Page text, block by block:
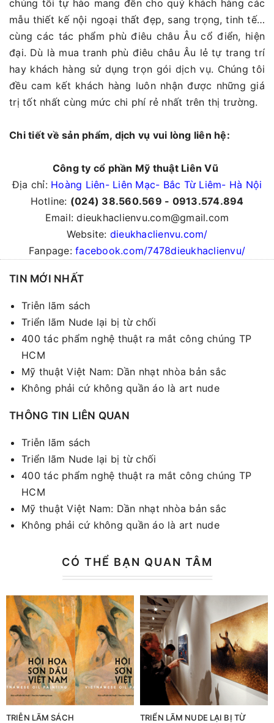
chúng tôi tự hào mang đến cho quý khách hàng các
mẫu thiết kế nội ngoại thất đẹp, sang trọng, tinh tế…
cùng các tác phẩm phù điêu châu Âu cổ điển, hiện
đại. Dù là mua tranh phù điêu châu Âu lẻ tự trang trí
hay khách hàng sử dụng trọn gói dịch vụ. Chúng tôi
đều cam kết khách hàng luôn nhận được những giá
trị tốt nhất cùng mức chi phí rẻ nhất trên thị trường.
Chi tiết về sản phẩm, dịch vụ vui lòng liên hệ:
Công ty cổ phần Mỹ thuật Liên Vũ
Địa chỉ: Hoàng Liên- Liên Mạc- Bắc Từ Liêm- Hà Nội
Hotline: (024) 38.560.569 - 0913.574.894
Email: dieukhaclienvu.com@gmail.com
Website: dieukhaclienvu.com/
Fanpage:facebook.com/7478dieukhaclienvu/
TIN MỚI NHẤT
Triễn lãm sách
Triển lãm Nude lại bị từ chối
400 tác phẩm nghệ thuật ra mắt công chúng TP
HCM
Mỹ thuật Việt Nam: Dần nhạt nhòa bản sắc
Không phải cứ không quần áo là art nude
THÔNG TIN LIÊN QUAN
Triễn lãm sách
Triển lãm Nude lại bị từ chối
400 tác phẩm nghệ thuật ra mắt công chúng TP
HCM
Mỹ thuật Việt Nam: Dần nhạt nhòa bản sắc
Không phải cứ không quần áo là art nude
CÓ THỂ BẠN QUAN TÂM
TRIỄN LÃM SÁCH
TRIỂN LÃM NUDE LẠI BỊ TỪ